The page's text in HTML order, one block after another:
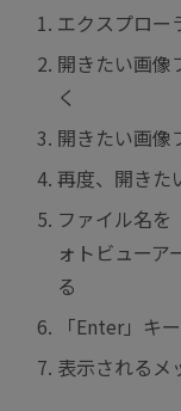
エクスプロー
開きたい画像
く
開きたい画像
再度、開きた
ファイル名を
ォトビューア
る
「Enter」キ
表示されるメ